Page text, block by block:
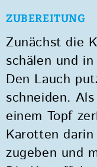
ZUBEREITUNG
Zunächst die
schälen und
Den Lauch
schneiden.
einem Topf
Karotten
zugeben und